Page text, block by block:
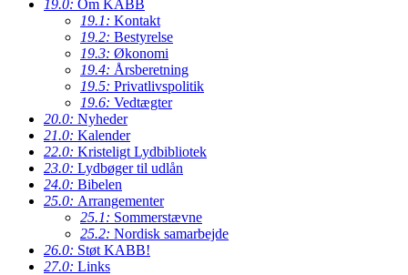
19.0: Om KABB
19.1: Kontakt
19.2: Bestyrelse
19.3: Økonomi
19.4: Årsberetning
19.5: Privatlivspolitik
19.6: Vedtægter
20.0: Nyheder
21.0: Kalender
22.0: Kristeligt Lydbibliotek
23.0: Lydbøger til udlån
24.0: Bibelen
25.0: Arrangementer
25.1: Sommerstævne
25.2: Nordisk samarbejde
26.0: Støt KABB!
27.0: Links